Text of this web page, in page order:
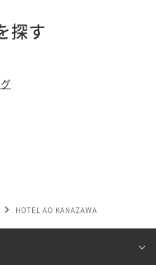
探す
HOTEL AO KANAZAWA